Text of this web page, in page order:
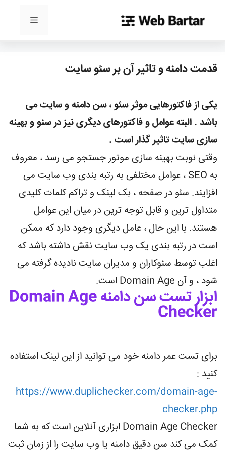
فهرست
قدمت دامنه و تاثیر آن بر سئو سایت
یکی از فاکتورهایی موثر سئو ، سن دامنه و سایت می
باشد . البته عوامل و فاکتورهای دیگری نیز در سئو و بهینه
سازی سایت تاثیر گذار است .
وقتی نوبت بهینه سازی موتور جستجو می رسد ، معروف
به SEO ، عوامل مختلفی به رتبه بندی وب سایت می
افزایند. سئو در صفحه ، بک لینک و تراکم کلمات کلیدی
متداول ترین و قابل توجه ترین در میان این عوامل
هستند. با این حال ، عامل دیگری وجود دارد که ممکن
است در رتبه بندی یک وب سایت نقش داشته باشد که
اغلب توسط سئوکاران و مدیران سایت نادیده گرفته می
شود ، و آن Domain Age است.
ابزار تست سن دامنه Domain Age
Checker
برای تست عمر دامنه خود می توانید از این لینک استفاده
کنید :
https://www.duplichecker.com/domain-age-
checker.php
Domain Age Checker ابزاری آنلاین است که به شما
کمک می کند سن دقیق دامنه یا وب سایت را از زمان ثبت